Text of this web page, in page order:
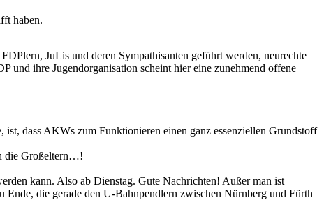
haben.
JuLis und deren Sympathisanten geführt werden, neurechte
und ihre Jugendorganisation scheint hier eine zunehmend offene
dass AKWs zum Funktionieren einen ganz essenziellen Grundstoff
die Großeltern…!
kann. Also ab Dienstag. Gute Nachrichten! Außer man ist
die gerade den U-Bahnpendlern zwischen Nürnberg und Fürth